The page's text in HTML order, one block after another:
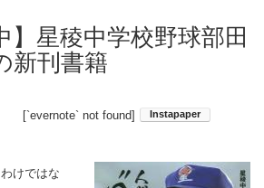
】星稜中学校野球部田
新刊書籍
[`evernote` not found]
けではな